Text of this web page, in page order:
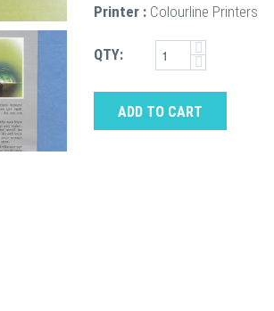
Printer : Colourline Printers
QTY:
ADD TO CART